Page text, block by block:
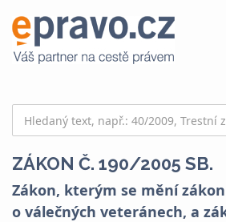
ZÁKON Č. 190/2005 SB.
Zákon, kterým se mění zákon
o válečných veteránech, a